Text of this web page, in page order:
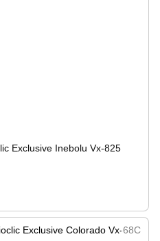
Exclusive Inebolu Vx-825